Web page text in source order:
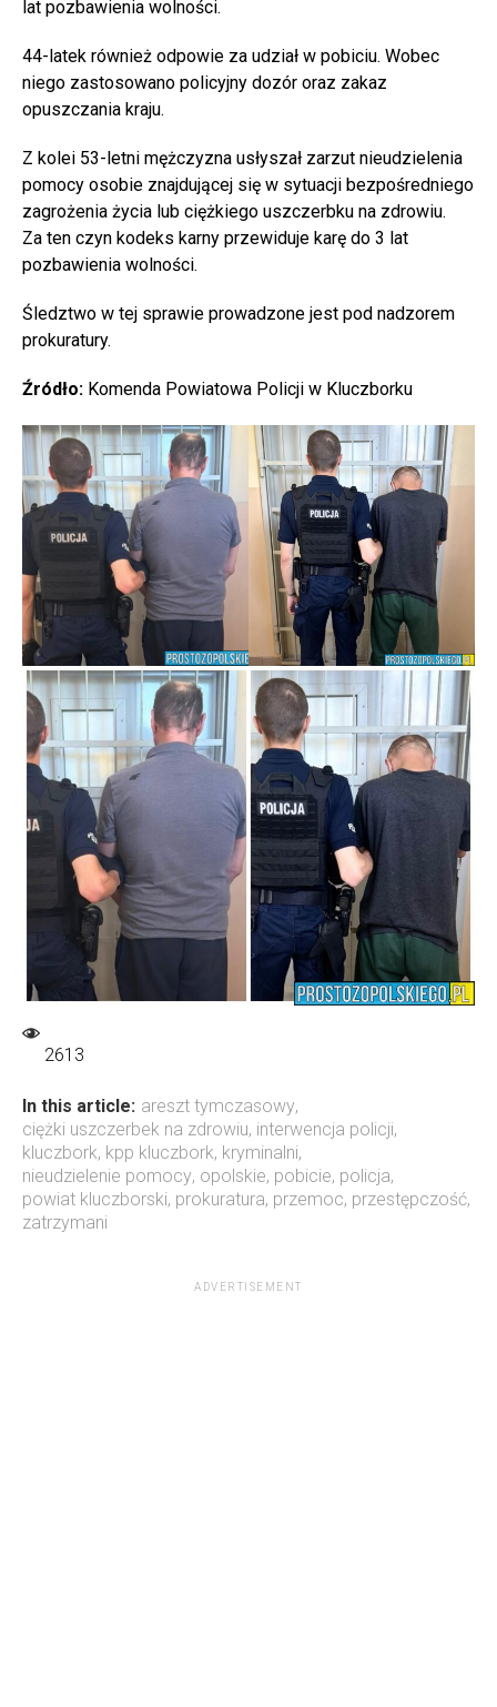
lat pozbawienia wolności.
44-latek również odpowie za udział w pobiciu. Wobec
niego zastosowano policyjny dozór oraz zakaz
opuszczania kraju.
Z kolei 53-letni mężczyzna usłyszał zarzut nieudzielenia
pomocy osobie znajdującej się w sytuacji bezpośredniego
zagrożenia życia lub ciężkiego uszczerbku na zdrowiu.
Za ten czyn kodeks karny przewiduje karę do 3 lat
pozbawienia wolności.
Śledztwo w tej sprawie prowadzone jest pod nadzorem
prokuratury.
Źródło: Komenda Powiatowa Policji w Kluczborku
2613
In this article: areszt tymczasowy,
ciężki uszczerbek na zdrowiu, interwencja policji,
kluczbork, kpp kluczbork, kryminalni,
nieudzielenie pomocy, opolskie, pobicie, policja,
powiat kluczborski, prokuratura, przemoc, przestępczość,
zatrzymani
ADVERTISEMENT